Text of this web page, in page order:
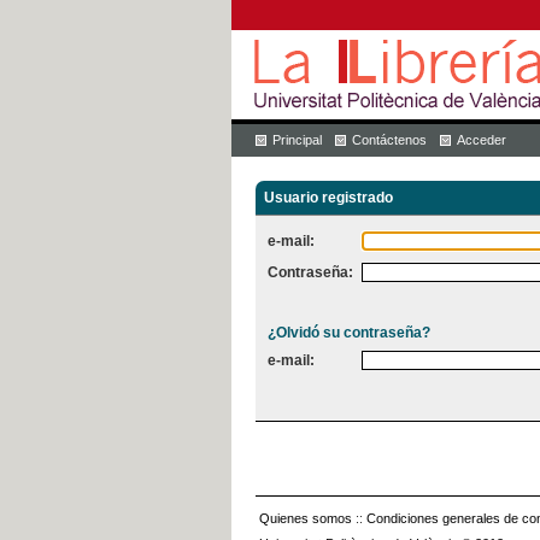
Principal Contáctenos Acceder
Usuario registrado
e-mail:
Contraseña:
¿Olvidó su contraseña?
e-mail:
Quienes somos :: Condiciones generales de